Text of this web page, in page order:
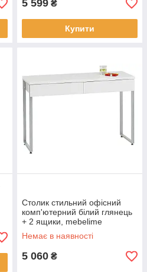
5 599 ₴
Купити
Столик стильний офісний
комп'ютерний білий глянець
+ 2 ящики, mebelime
Немає в наявності
5 060 ₴